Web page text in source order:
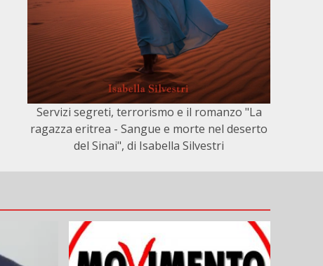
Servizi segreti, terrorismo e il romanzo "La
ragazza eritrea - Sangue e morte nel deserto
del Sinai", di Isabella Silvestri